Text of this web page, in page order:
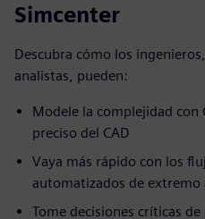
Simcenter
Descubra cómo los
analistas, pueden:
Modele la complejidad con
preciso del CAD
Vaya más rápido con los
automatizados de extremo
Tome decisiones críticas